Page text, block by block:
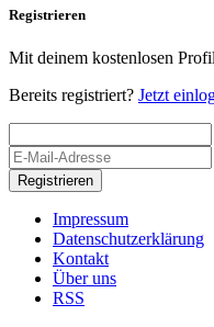
Registrieren
Mit deinem kostenlosen
Bereits registriert? Jetzt
Registrieren
Impressum
Datenschutzerklärung
Kontakt
Über uns
RSS